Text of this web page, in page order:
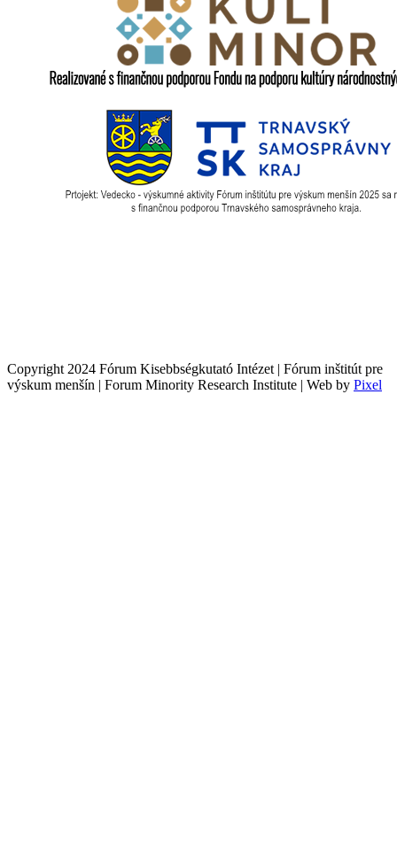
Copyright 2024 Fórum Kisebbségkutató Intézet | Fórum inštitút pre
výskum menšín | Forum Minority Research Institute | Web by Pixel